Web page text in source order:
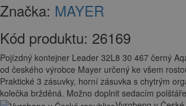
Značka: MAYER
Kód produktu: 26169
Pojízdný kontejner Leader 32L8 30 467 černý
od českého výrobce Mayer určený ke všem
Praktické 3 zásuvky, horní zásuvka s chytrým
kolečka bržděná. Možno doplnit sedacím